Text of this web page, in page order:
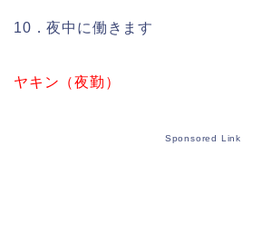
10．夜中に働きます
ヤキン（夜勤）
Sponsored Link